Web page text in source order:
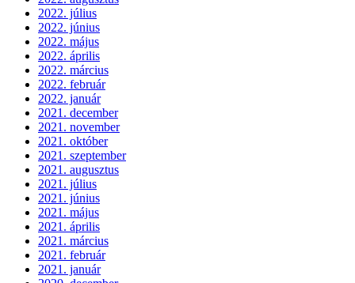
2022. július
2022. június
2022. május
2022. április
2022. március
2022. február
2022. január
2021. december
2021. november
2021. október
2021. szeptember
2021. augusztus
2021. július
2021. június
2021. május
2021. április
2021. március
2021. február
2021. január